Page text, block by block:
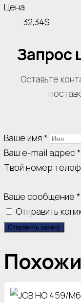
Цена
32,34$
Запрос
Оставьте
Ваше имя *
Ваш e-mail адрес*
Твой номер
Ваше сообщение *
Отправить
Отправить заявку